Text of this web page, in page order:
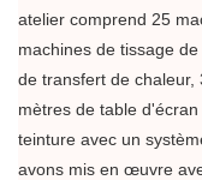
atelier comprend 25
machines de tissage
de transfert de
mètres de table
teinture avec un
avons mis en œuvre